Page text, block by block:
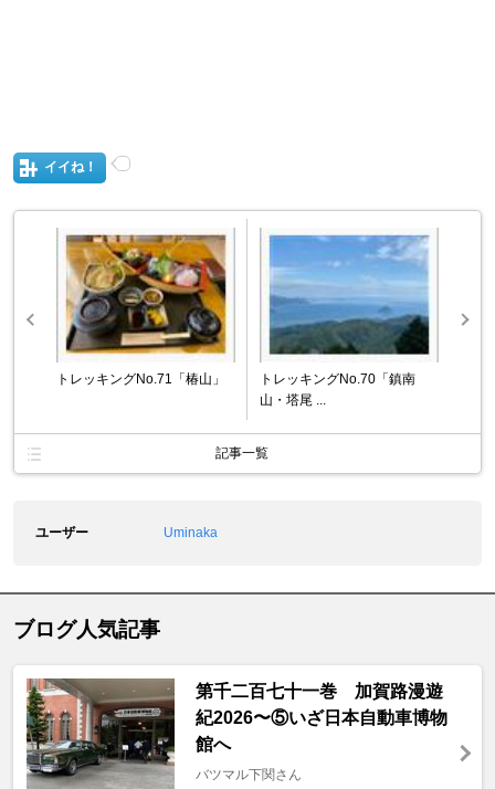
イイね！
トレッキングNo.71「椿山」
トレッキングNo.70「鎮南
山・塔尾 ...
記事一覧
ユーザー Uminaka
ブログ人気記事
第千二百七十一巻 加賀路漫遊
紀2026〜⑤いざ日本自動車博物
館へ
バツマル下関さん